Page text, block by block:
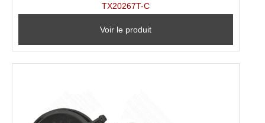
TX20267T-C
Voir le produit